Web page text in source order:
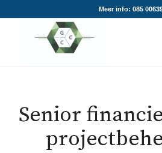
Meer info: 085
Senior